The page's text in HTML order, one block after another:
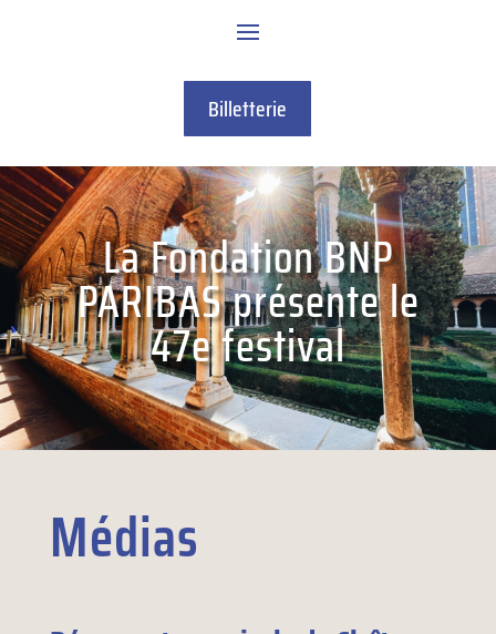
Billetterie
La Fondation BNP
PARIBAS présente le
47e festival
Médias